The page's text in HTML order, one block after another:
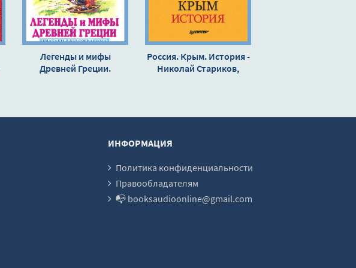
Легенды и мифы
Древней Греции.
Россия. Крым. История -
Николай Стариков,
ИНФОРМАЦИЯ
Политика конфиденциальности
Правообладателям
📭 booksaudioonline@gmail.com